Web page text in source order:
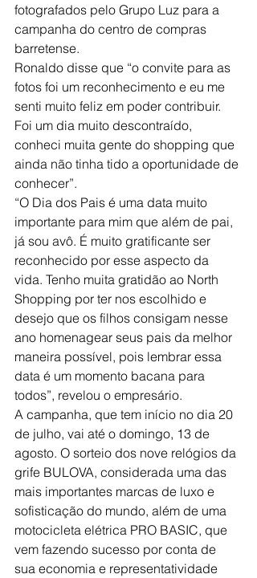
fotografados pelo Grupo Luz para a
campanha do centro de compras
barretense.
Ronaldo disse que “o convite para as
fotos foi um reconhecimento e eu me
senti muito feliz em poder contribuir.
Foi um dia muito descontraído,
conheci muita gente do shopping que
ainda não tinha tido a oportunidade de
conhecer”.
“O Dia dos Pais é uma data muito
importante para mim que além de pai,
já sou avô. É muito gratificante ser
reconhecido por esse aspecto da
vida. Tenho muita gratidão ao North
Shopping por ter nos escolhido e
desejo que os filhos consigam nesse
ano homenagear seus pais da melhor
maneira possível, pois lembrar essa
data é um momento bacana para
todos”, revelou o empresário.
A campanha, que tem início no dia 20
de julho, vai até o domingo, 13 de
agosto. O sorteio dos nove relógios da
grife BULOVA, considerada uma das
mais importantes marcas de luxo e
sofisticação do mundo, além de uma
motocicleta elétrica PRO BASIC, que
vem fazendo sucesso por conta de
sua economia e representatividade